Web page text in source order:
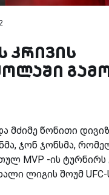
კრივის
მძიმე წონითი
ჯონ ჯონსმა,
MVP -ის ტურნირს
ლიგის შოუმ UFC-